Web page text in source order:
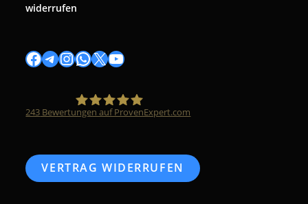
widerrufen
Facebook
Telegram
Instagram
WhatsApp
X YouTube
243 Bewertungen auf ProvenExpert.com
VERTRAG WIDERRUFEN